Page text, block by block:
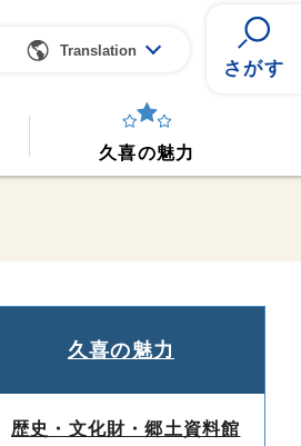
Translation
さがす
久喜の魅力
久喜の魅力
歴史・文化財・郷土資料館